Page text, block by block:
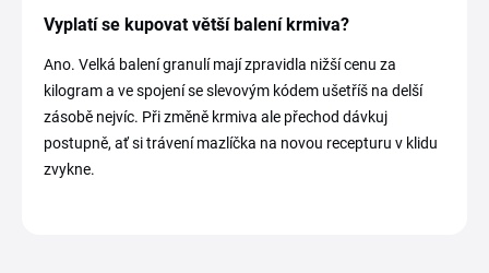
Vyplatí se kupovat větší balení krmiva?
Ano. Velká balení granulí mají zpravidla nižší cenu za
kilogram a ve spojení se slevovým kódem ušetříš na delší
zásobě nejvíc. Při změně krmiva ale přechod dávkuj
postupně, ať si trávení mazlíčka na novou recepturu v klidu
zvykne.